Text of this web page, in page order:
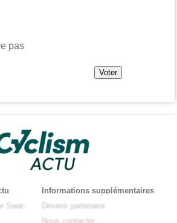
pas
Swar-
Informations supplémentaires
Devenir partenaire
Nous contacter